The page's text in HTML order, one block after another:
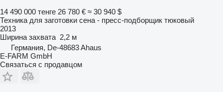
14 490 000 тенге 26 780 € ≈ 30 940 $
Техника для заготовки сена - пресс-подборщик тюковый
2013
Ширина захвата 2,2 м
Германия, De-48683 Ahaus
E-FARM GmbH
Связаться с продавцом